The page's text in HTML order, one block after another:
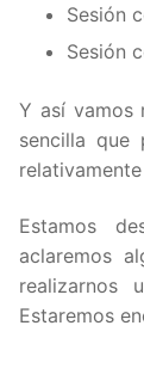
Sesión
Sesión
Y así vamos
sencilla que
Estamos
aclaremos
realizarnos
Estaremos